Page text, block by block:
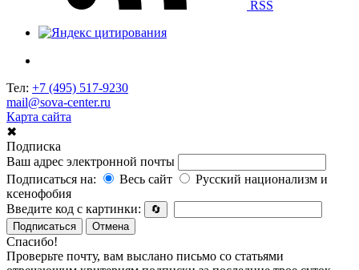
RSS
Тел: +7 (495) 517-9230
mail@sova-center.ru
Карта сайта
✖
Подписка
Ваш адрес электронной почты
Подписаться на:
Весь сайт
Русский национализм и
ксенофобия
Введите код с картинки:
🔄
Подписаться
Отмена
Спасибо!
Проверьте почту, вам выслано письмо со статьями